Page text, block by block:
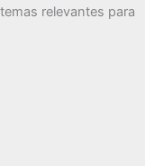
relevantes para